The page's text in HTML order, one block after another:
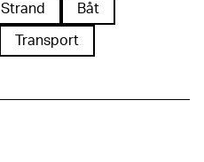
Strand Båt
Transport